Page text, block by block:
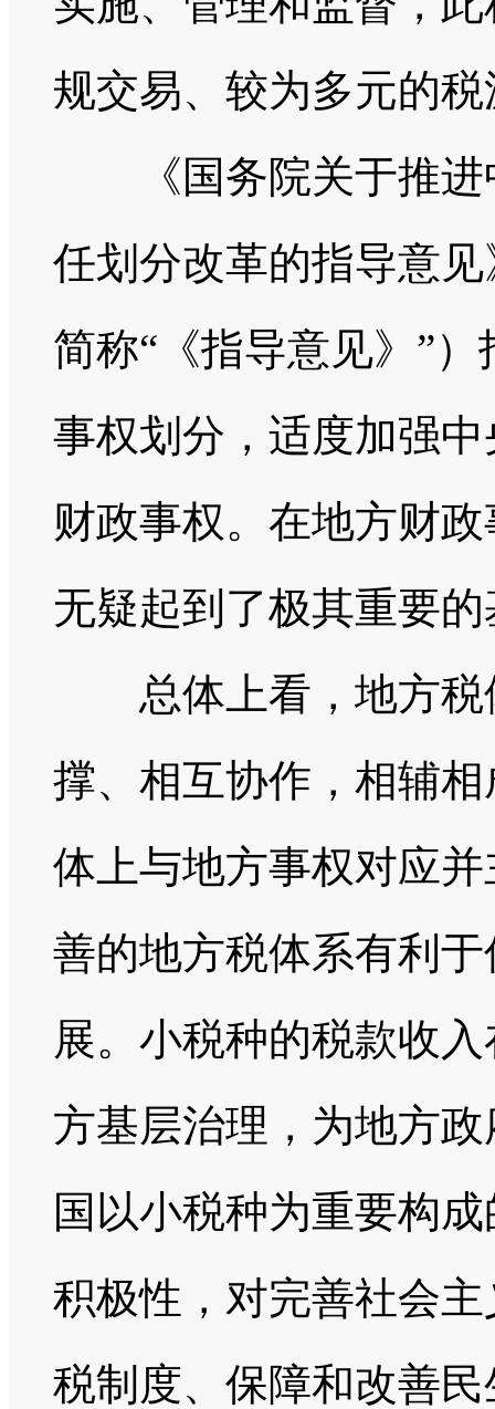
规交易、较为多元的
《国务院关于推进
任划分改革的指导意
简称“《指导意见》”
事权划分，适度加强
财政事权。在地方财
无疑起到了极其重要
总体上看，地方税
撑、相互协作，相辅
体上与地方事权对应
善的地方税体系有利
展。小税种的税款收
方基层治理，为地方
国以小税种为重要构
积极性，对完善社会
税制度、保障和改善